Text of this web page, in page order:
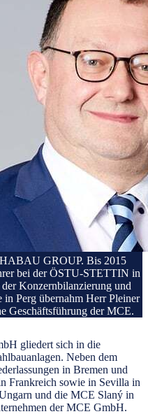
GROUP. Bis 2015
bei der ÖSTU-STETTIN in
Konzernbilanzierung und
Perg übernahm Herr Pleiner
Geschäftsführung der MCE.
gliedert sich in die
Neben dem
in Bremen und
Frankreich sowie in Sevilla in
und die MCE Slaný in
der MCE GmbH.